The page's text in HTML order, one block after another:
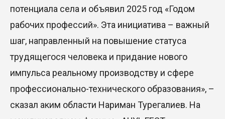
потенциала села и объявил 2025 год «Годом
рабочих профессий». Эта инициатива – важный
шаг, направленный на повышение статуса
трудящегося человека и придание нового
импульса реальному производству и сфере
профессионально-технического образования», –
сказал аким области Нариман Турегалиев. На